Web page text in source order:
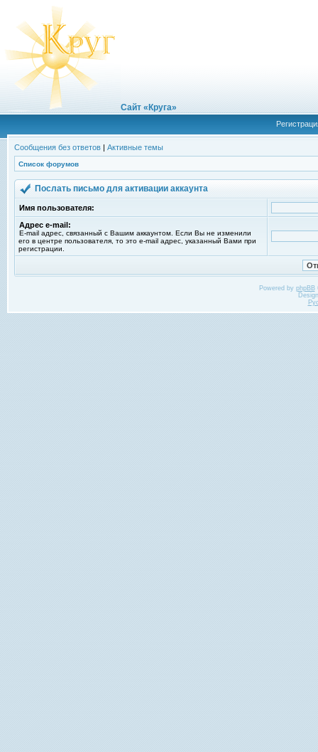
Сайт «Круга»
Сообщения без ответов | Активные темы
Список форумов
Послать письмо для активации аккаунта
Имя пользователя:
Адрес e-mail:
E-mail адрес, связанный с Вашим аккаунтом. Если Вы не изменили
его в центре пользователя, то это e-mail адрес, указанный Вами при
регистрации.
Powered by phpBB